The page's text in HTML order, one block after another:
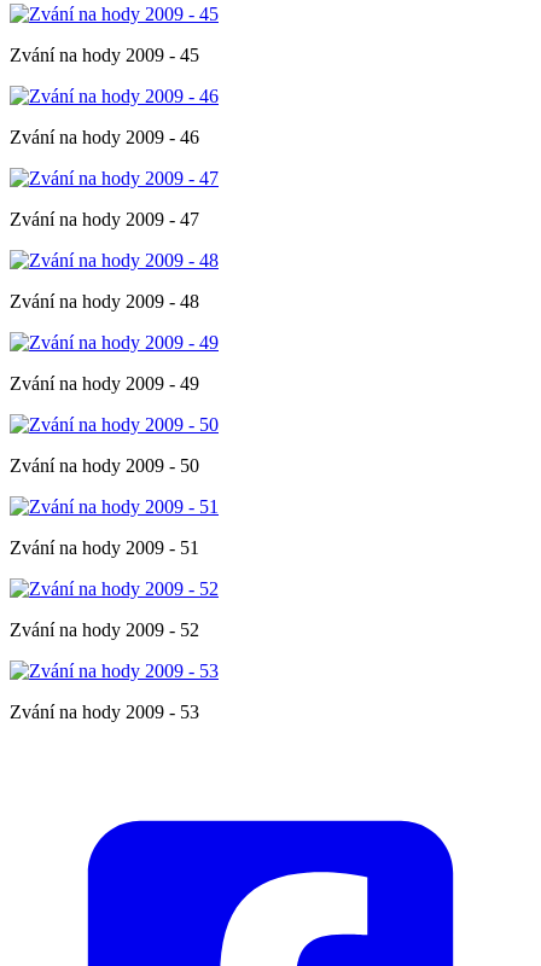
Zvání na hody 2009 - 45
Zvání na hody 2009 - 46
Zvání na hody 2009 - 47
Zvání na hody 2009 - 48
Zvání na hody 2009 - 49
Zvání na hody 2009 - 50
Zvání na hody 2009 - 51
Zvání na hody 2009 - 52
Zvání na hody 2009 - 53